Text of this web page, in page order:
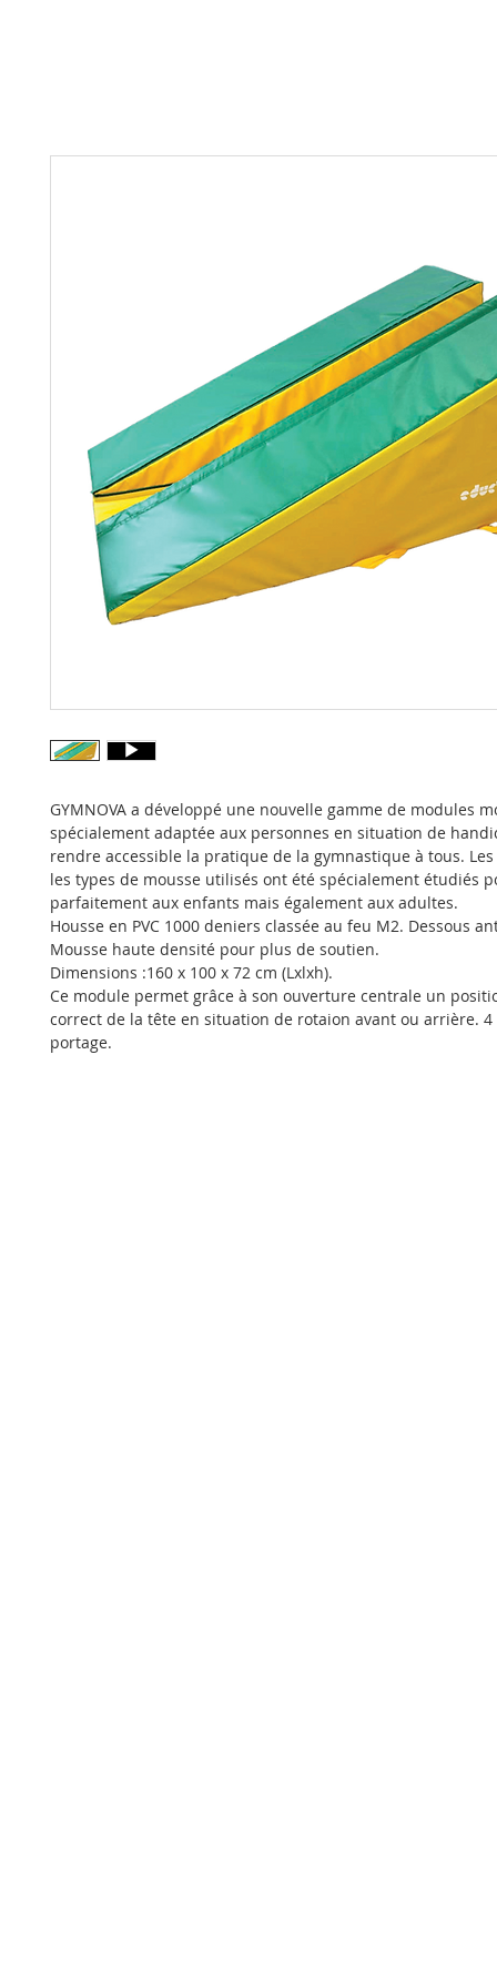
GYMNOVA a développé une nouvelle gamme de modules
spécialement adaptée aux personnes en situation de
rendre accessible la pratique de la gymnastique à tous.
les types de mousse utilisés ont été spécialement étudiés
parfaitement aux enfants mais également aux adultes.
Housse en PVC 1000 deniers classée au feu M2. Dessous
Mousse haute densité pour plus de soutien.
Dimensions :160 x 100 x 72 cm (Lxlxh).
Ce module permet grâce à son ouverture centrale un
correct de la tête en situation de rotaion avant ou arrière. 4
portage.